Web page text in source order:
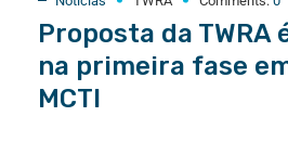
Proposta da TWRA
na primeira fase
MCTI